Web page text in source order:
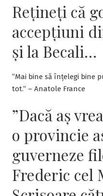
Rețineți că
accepțiuni
și la Becali…
”Mai bine să înțelegi bine
tot.” – Anatole France
”Dacă aş
o provincie
guverneze
Frederic cel